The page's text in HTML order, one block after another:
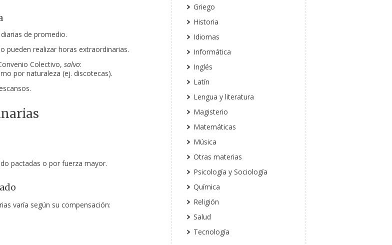
de promedio.
pueden realizar horas extraordinarias.
Colectivo, salvo:
por naturaleza (ej. discotecas).
pactadas o por fuerza mayor.
varía según su compensación:
Griego
Historia
Idiomas
Informática
Inglés
Latín
Lengua y literatura
Magisterio
Matemáticas
Música
Otras materias
Psicología y Sociología
Química
Religión
Salud
Tecnología